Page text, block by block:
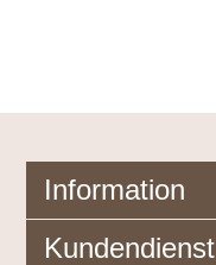
Information
Kundendienst